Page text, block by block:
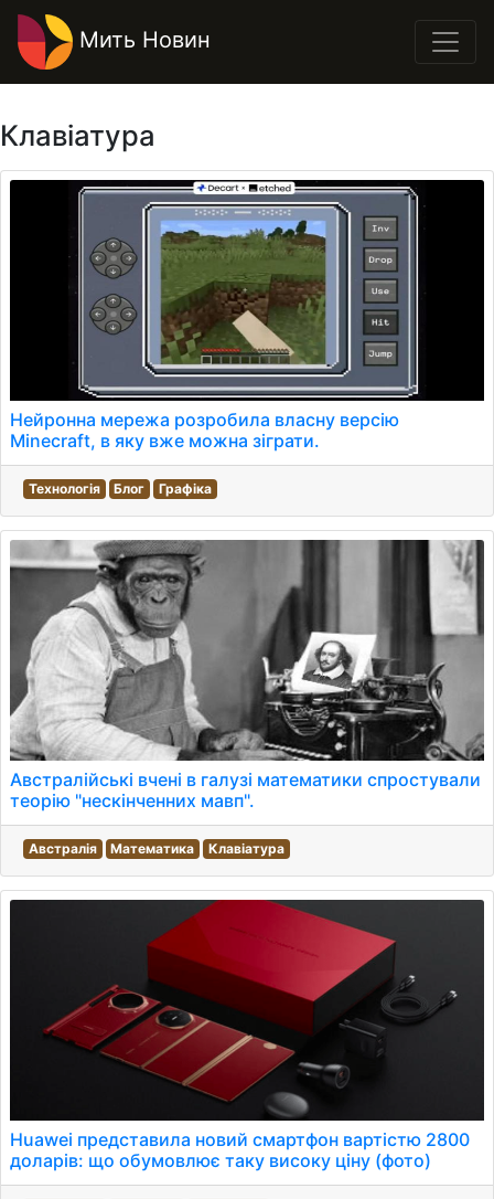
Мить Новин
Клавіатура
Нейронна мережа розробила власну версію
Minecraft, в яку вже можна зіграти.
Технологія Блог Графіка
Австралійські вчені в галузі математики спростували
теорію "нескінченних мавп".
Австралія Математика Клавіатура
Huawei представила новий смартфон вартістю 2800
доларів: що обумовлює таку високу ціну (фото)